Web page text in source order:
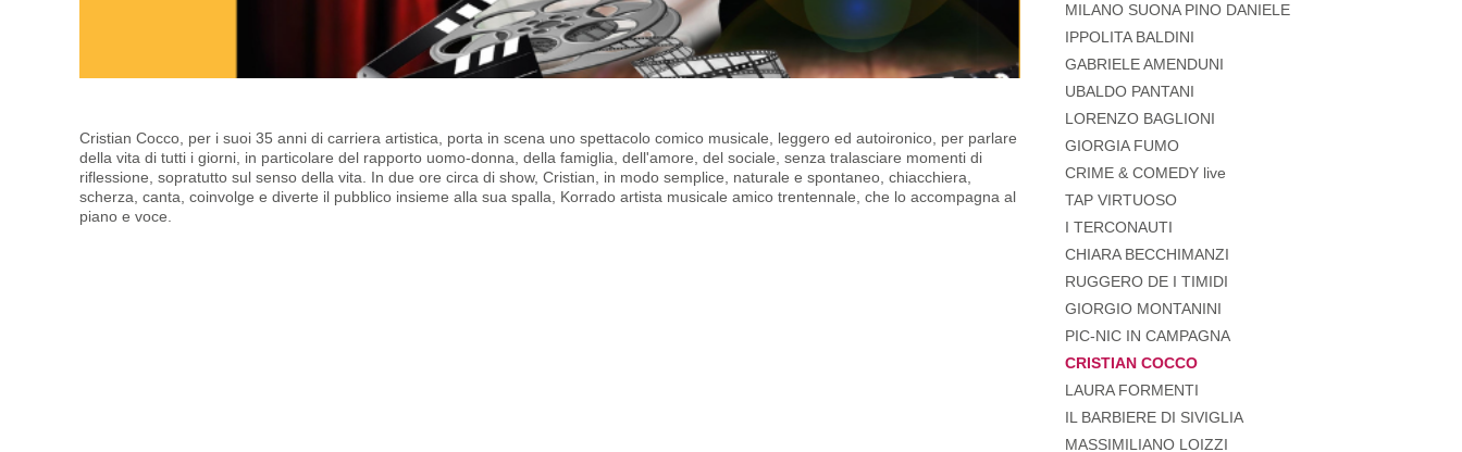
Cristian Cocco, per i suoi 35 anni di carriera artistica, porta in scena uno spettacolo comico musicale, leggero ed autoironico, per parlare
della vita di tutti i giorni, in particolare del rapporto uomo-donna, della famiglia, dell'amore, del sociale, senza tralasciare momenti di
riflessione, sopratutto sul senso della vita. In due ore circa di show, Cristian, in modo semplice, naturale e spontaneo, chiacchiera,
scherza, canta, coinvolge e diverte il pubblico insieme alla sua spalla, Korrado artista musicale amico trentennale, che lo accompagna al
piano e voce.
MILANO SUONA PINO DANIELE
IPPOLITA BALDINI
GABRIELE AMENDUNI
UBALDO PANTANI
LORENZO BAGLIONI
GIORGIA FUMO
CRIME & COMEDY live
TAP VIRTUOSO
I TERCONAUTI
CHIARA BECCHIMANZI
RUGGERO DE I TIMIDI
GIORGIO MONTANINI
PIC-NIC IN CAMPAGNA
CRISTIAN COCCO
LAURA FORMENTI
IL BARBIERE DI SIVIGLIA
MASSIMILIANO LOIZZI